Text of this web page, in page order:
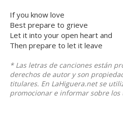
If you know love
Best prepare to grieve
Let it into your open heart and
Then prepare to let it leave
* Las letras de canciones están
derechos de autor y son
titulares. En LaHiguera.net se
promocionar e informar sobre